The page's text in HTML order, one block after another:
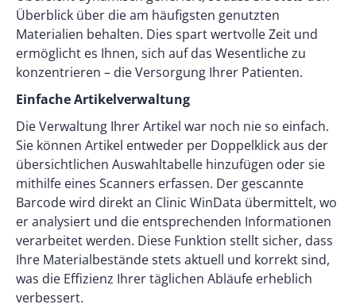
Überblick über die am häufigsten genutzten
Materialien behalten. Dies spart wertvolle Zeit und
ermöglicht es Ihnen, sich auf das Wesentliche zu
konzentrieren – die Versorgung Ihrer Patienten.
Einfache Artikelverwaltung
Die Verwaltung Ihrer Artikel war noch nie so einfach.
Sie können Artikel entweder per Doppelklick aus der
übersichtlichen Auswahltabelle hinzufügen oder sie
mithilfe eines Scanners erfassen. Der gescannte
Barcode wird direkt an Clinic WinData übermittelt, wo
er analysiert und die entsprechenden Informationen
verarbeitet werden. Diese Funktion stellt sicher, dass
Ihre Materialbestände stets aktuell und korrekt sind,
was die Effizienz Ihrer täglichen Abläufe erheblich
verbessert.